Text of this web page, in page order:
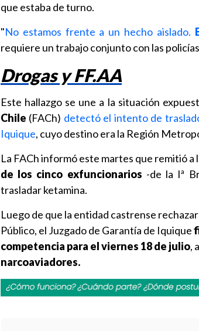
que estaba de turno.
"No estamos frente a un hecho aislado.
requiere un trabajo conjunto con las
Drogas y FF.AA
Este hallazgo se une a la situación
Chile (FACh) detectó el intento de
Iquique, cuyo destino era la Región
La FACh informó este martes que remitió a
de los cinco exfuncionarios -de la Iª
trasladar ketamina.
Luego de que la entidad castrense
Público, el Juzgado de Garantía de Iquique
competencia para el viernes 18 de julio,
narcoaviadores.